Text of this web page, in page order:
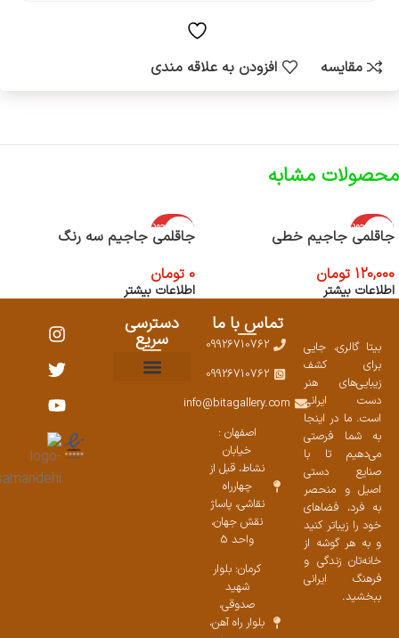
مقایسه افزودن به علاقه مندی
محصولات مشابه
اتمام موجود
ی
جاقلمی جاجیم خطی
120,000 تومان
اطلاعات بیشتر
اتمام موجود
ی
جاقلمی جاجیم سه رنگ
0 تومان
اطلاعات بیشتر
بیتا گالری، جایی
برای کشف
زیبایی‌های هنر
دست ایرانی
است. ما در اینجا
به شما فرصتی
می‌دهیم تا با
صنایع دستی
اصیل و منحصر
به فرد، فضاهای
خود را زیباتر کنید
و به هر گوشه از
خانه‌تان زندگی و
فرهنگ ایرانی
ببخشید.
تماس با ما
09926710762
09926710762
info@bitagallery.com
اصفهان :
خیابان
نشاط، قبل از
چهارراه
نقاشی، پاساژ
نقش جهان،
واحد 5
کرمان: بلوار
شهید
صدوقی،
بلوار راه آهن،
دسترسی
سریع